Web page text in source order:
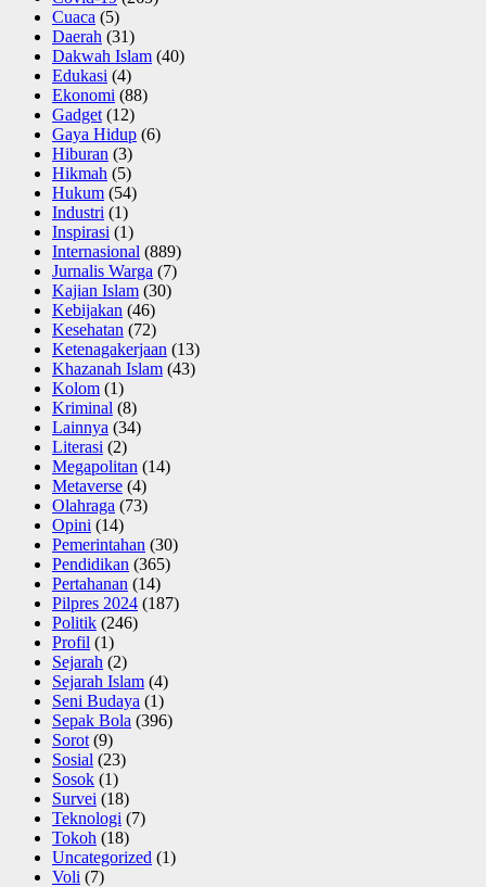
Cuaca (5)
Daerah (31)
Dakwah Islam (40)
Edukasi (4)
Ekonomi (88)
Gadget (12)
Gaya Hidup (6)
Hiburan (3)
Hikmah (5)
Hukum (54)
Industri (1)
Inspirasi (1)
Internasional (889)
Jurnalis Warga (7)
Kajian Islam (30)
Kebijakan (46)
Kesehatan (72)
Ketenagakerjaan (13)
Khazanah Islam (43)
Kolom (1)
Kriminal (8)
Lainnya (34)
Literasi (2)
Megapolitan (14)
Metaverse (4)
Olahraga (73)
Opini (14)
Pemerintahan (30)
Pendidikan (365)
Pertahanan (14)
Pilpres 2024 (187)
Politik (246)
Profil (1)
Sejarah (2)
Sejarah Islam (4)
Seni Budaya (1)
Sepak Bola (396)
Sorot (9)
Sosial (23)
Sosok (1)
Survei (18)
Teknologi (7)
Tokoh (18)
Uncategorized (1)
Voli (7)